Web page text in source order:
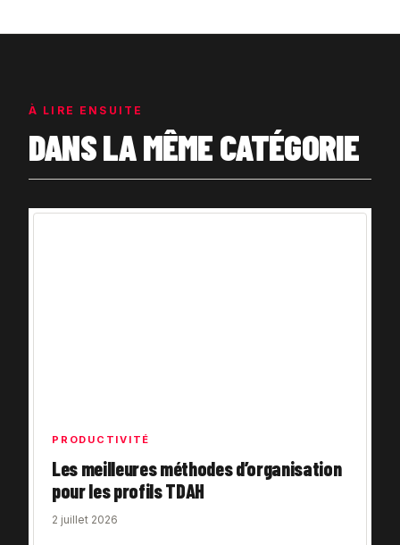
À LIRE ENSUITE
DANS LA MÊME CATÉGORIE
PRODUCTIVITÉ
Les meilleures méthodes d’organisation
pour les profils TDAH
2 juillet 2026